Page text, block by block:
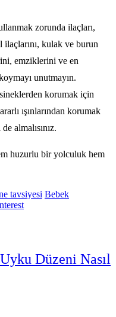
zorunda ilaçları,
kulak ve burun
emziklerini ve en
unutmayın.
korumak için
ışınlarından korumak
almalısınız.
huzurlu bir yolculuk hem
tavsiyesi Bebek
Düzeni Nasıl